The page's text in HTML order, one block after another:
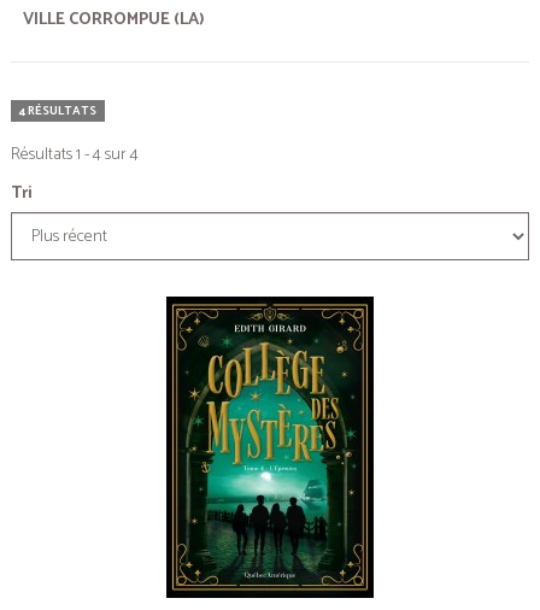
VILLE CORROMPUE (LA)
4 RÉSULTATS
Résultats 1 - 4 sur 4
Tri